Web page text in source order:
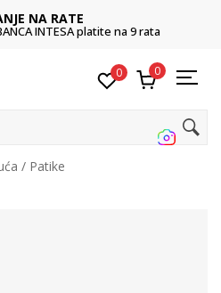
NA RATE
INTESA platite na 9 rata
0 0
Patike